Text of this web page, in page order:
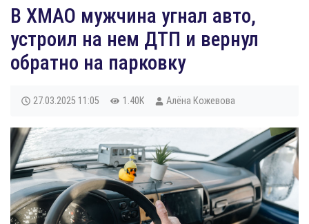
В ХМАО мужчина угнал авто,
устроил на нем ДТП и вернул
обратно на парковку
27.03.2025 11:05 1.40K Алёна Кожевова